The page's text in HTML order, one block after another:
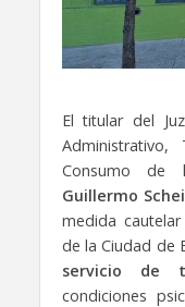
El titular del
Consumo de
Guillermo
medida
de la Ciudad de
servicio de
condiciones